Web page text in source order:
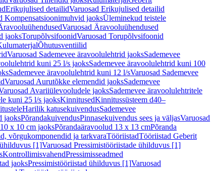
Erikujulised detailidVaruosad Erikujulised detailid
Kompensatsioonimuhvid jaoksÜleminekud teistele
Varuosad Äravooluühendused
jaoksTorupõlvsifoonidVaruosad Torupõlvsifoonid
Õhutusventiilid
Varuosad Sademevee äravoolulehtrid jaoksSademevee
kuni 25 l/s jaoksSademevee äravoolulehtrid kuni 100
Sademevee äravoolulehtrid kuni 12 l/sVaruosad Sademevee
Varuosad Aurutõkke elemendid jaoksSademevee
Avariiülevooludele jaoksSademevee äravoolulehtritele
kuni 25 l/s jaoksKinnitusedKinnitussüsteem d40–
Harilik katusekuivendusSademevee
jaoksPõrandakuivendusPinnasekuivendus sees ja väljasVaruosad
x 10 cm jaoksPõrandaäravoolud 13 x 13 cmPõranda
võrgukomponendid ja tarkvaraTööriistadTööriistad Geberit
[1]Varuosad Pressimistööriistade ühilduvus [1]
KontrollimisvahendPressimisseadmed
jaoksPressimistööriistad ühilduvus [1]Varuosad